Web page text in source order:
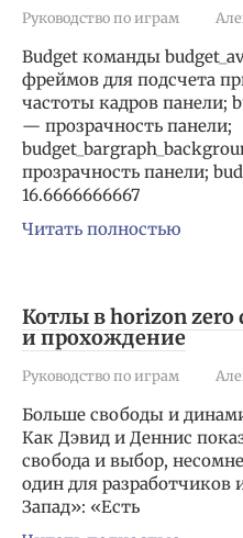
Руководство по играм
Budget команды
фреймов для подсчета
частоты кадров панели;
— прозрачность панели;
прозрачность панели;
16.6666666667
Читать полностью
Котлы в horizon zero
и прохождение
Руководство по играм
Больше свободы и
Как Дэвид и Деннис
свобода и выбор,
один для
Запад»: «Есть